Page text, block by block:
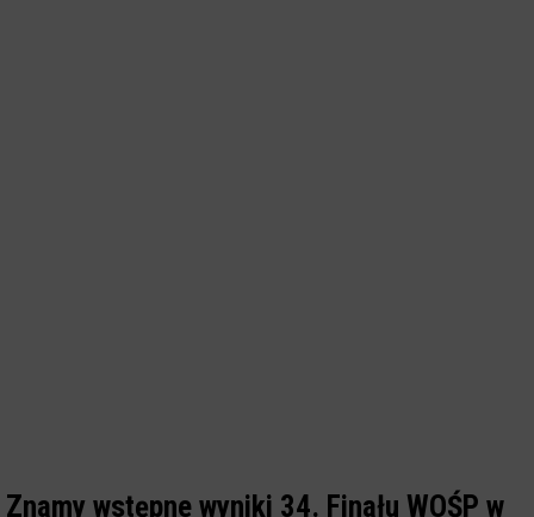
Znamy wstępne wyniki 34. Finału WOŚP w